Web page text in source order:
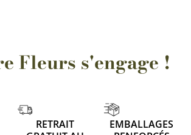
Fleurs s'engage !
RETRAIT
EMBALLAGES